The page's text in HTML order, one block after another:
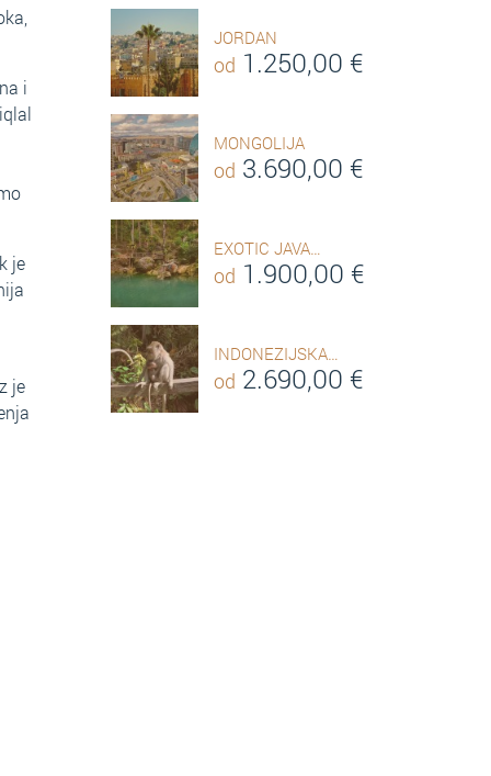
i
je
je
JORDAN
od 1.250,00 €
MONGOLIJA
od 3.690,00 €
EXOTIC JAVA…
od 1.900,00 €
INDONEZIJSKA…
od 2.690,00 €